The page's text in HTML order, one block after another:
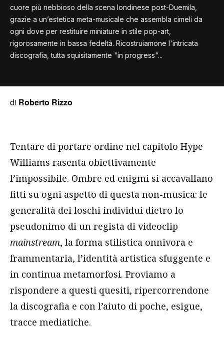
cuore più nebbioso della scena londinese post-Duemila,
grazie a un’estetica meta-musicale che assembla cimeli da
ogni dove per restituire miniature in stile pop-art,
rigorosamente in bassa fedeltà. Ricostruiamone l'intricata
discografia, tutta squisitamente "in progress"...
di Roberto Rizzo
Tentare di portare ordine nel capitolo Hype
Williams rasenta obiettivamente
l’impossibile. Ombre ed enigmi si accavallano
fitti su ogni aspetto di questa non-musica: le
generalità dei loschi individui dietro lo
pseudonimo di un regista di videoclip
mainstream, la forma stilistica onnivora e
frammentaria, l’identità artistica sfuggente e
in continua metamorfosi. Proviamo a
rispondere a questi quesiti, ripercorrendone
la discografia e con l’aiuto di poche, esigue,
tracce mediatiche.